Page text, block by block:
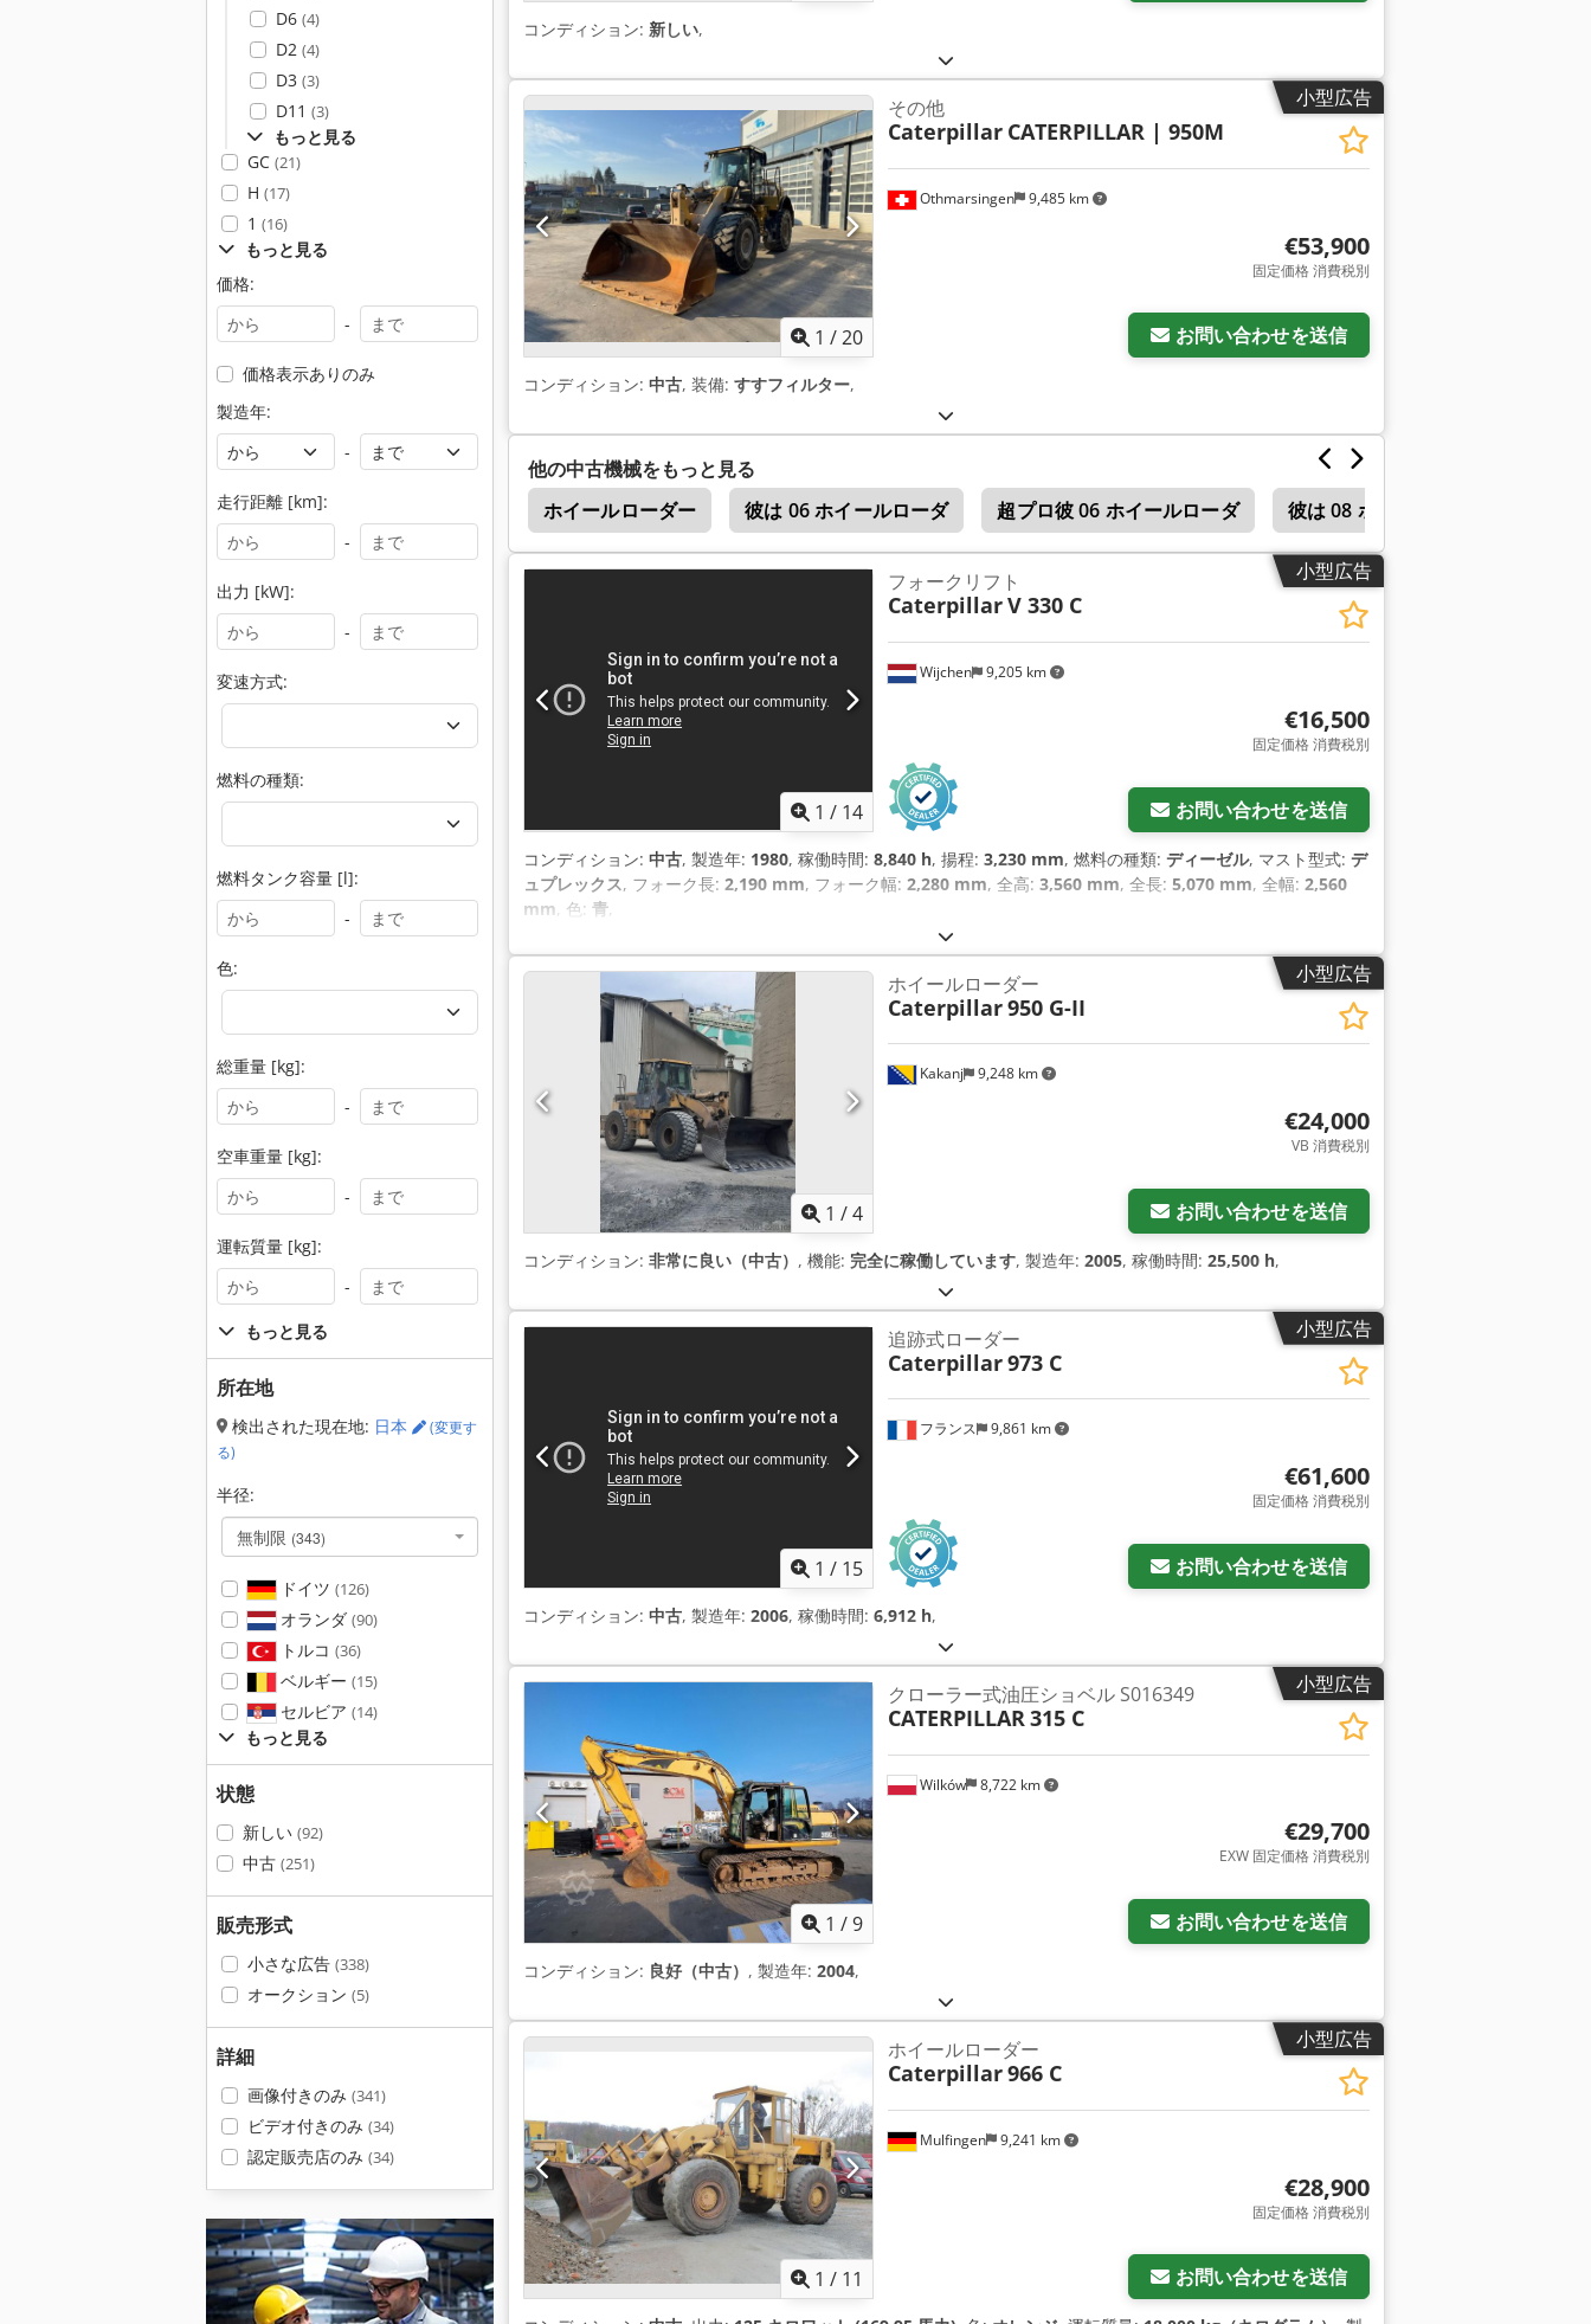
D6 (4)
D2 (4)
D3 (3)
D11 (3)
もっと見る
GC (21)
H (17)
1 (16)
もっと見る
価格:
-
価格表示ありのみ
製造年:
-
走行距離 [km]:
-
出力 [kW]:
-
変速方式:
燃料の種類:
燃料タンク容量 [l]:
-
色:
総重量 [kg]:
-
空車重量 [kg]:
-
運転質量 [kg]:
-
もっと見る
所在地
検出された現在地: 日本
(変更す
る)
半径:
無制限 (343)
ドイツ (126)
オランダ (90)
トルコ (36)
ベルギー (15)
セルビア (14)
もっと見る
状態
新しい (92)
中古 (251)
販売形式
小さな広告 (338)
オークション (5)
詳細
画像付きのみ (341)
ビデオ付きのみ (34)
認定販売店のみ (34)
コンディション: 新しい,
小型広告
1 /20
Othmarsingen 9,485 km
その他
Caterpillar CATERPILLAR | 950M
€53,900
固定価格 消費税別
お問い合わせを送信
コンディション: 中古, 装備: すすフィルター,
他の中古機械をもっと見る
ホイールローダー
彼は 06 ホイールローダ 超プロ彼 06 ホイールローダ 彼は 08 ホイールローダー
クローラ ショベル 掘削機
小型広告
1 / 14
Wijchen 9,205 km
フォークリフト
CaterpillarV 330 C
€16,500
固定価格 消費税別
お問い合わせを送信
コンディション: 中古, 製造年: 1980, 稼働時間: 8,840 h, 揚程: 3,230 mm, 燃料の種類: ディーゼル, マスト型式: デ
ュプレックス, フォーク長: 2,190 mm, フォーク幅: 2,280 mm, 全高: 3,560 mm, 全長: 5,070 mm, 全幅: 2,560
mm, 色: 青,
小型広告
1 /4
Kakanj 9,248 km
ホイールローダー
Caterpillar950 G-II
€24,000
VB 消費税別
お問い合わせを送信
コンディション: 非常に良い（中古） , 機能: 完全に稼働しています, 製造年: 2005, 稼働時間: 25,500 h,
小型広告
1 / 15
フランス 9,861 km
追跡式ローダー
Caterpillar973 C
€61,600
固定価格 消費税別
お問い合わせを送信
コンディション: 中古, 製造年: 2006, 稼働時間: 6,912 h,
小型広告
1 /9
Wilków 8,722 km
クローラー式油圧ショベル S016349
CATERPILLAR315 C
€29,700
EXW 固定価格 消費税別
お問い合わせを送信
コンディション: 良好（中古） , 製造年: 2004,
小型広告
1 / 11
Mulfingen 9,241 km
ホイールローダー
Caterpillar966 C
€28,900
固定価格 消費税別
お問い合わせを送信